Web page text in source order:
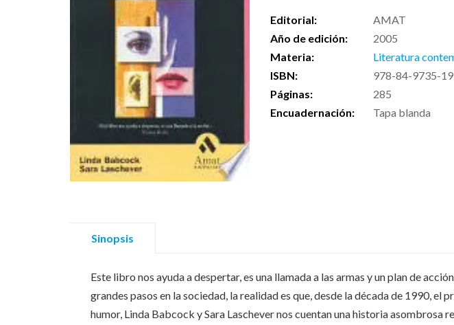
Editorial:
AMAT
Año de edición:
2005
Materia:
Literatura
ISBN:
978-84-9735-
Páginas:
285
Encuadernación:
Tapa blanda
Sinopsis
Este libro nos ayuda a despertar, es una llamada a las armas y un plan de
grandes pasos en la sociedad, la realidad es que, desde la década de 1990,
humor, Linda Babcock y Sara Laschever nos cuentan una historia